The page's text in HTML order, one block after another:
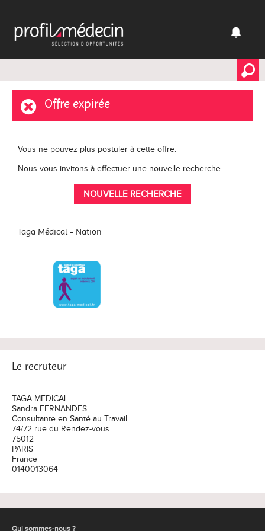
Offre expirée
Vous ne pouvez plus postuler à cette offre.
Nous vous invitons à effectuer une nouvelle recherche.
NOUVELLE RECHERCHE
Taga Médical - Nation
Le recruteur
TAGA MEDICAL
Sandra FERNANDES
Consultante en Santé au Travail
74/72 rue du Rendez-vous
75012
PARIS
France
0140013064
Qui sommes-nous ?